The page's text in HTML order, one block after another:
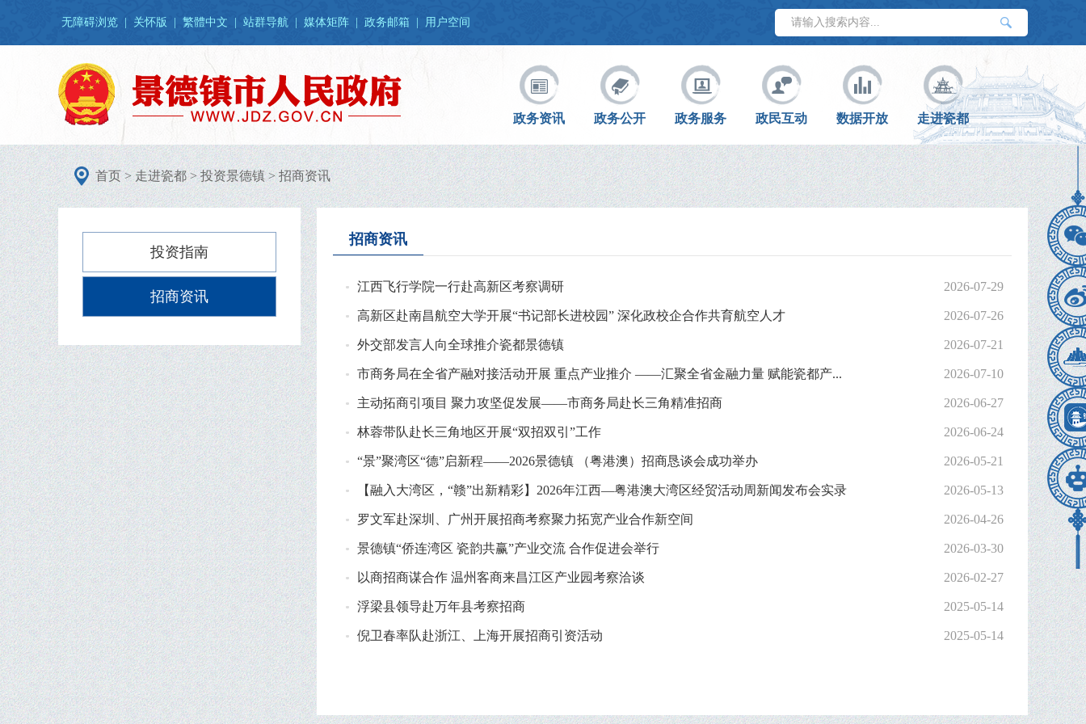
无障碍浏览 关怀版 繁體中文 站群导航 媒体矩阵 政务邮箱 用户空间
政务资讯 政务公开 政务服务 政民互动 数据开放 走进瓷都
首页>走进瓷都>投资景德镇>招商资讯
投资指南
招商资讯
招商资讯
2026-07-29
江西飞行学院一行赴高新区考察调研
2026-07-26
高新区赴南昌航空大学开展“书记部长进校园” 深化政校企合作共育航空人才
2026-07-21
外交部发言人向全球推介瓷都景德镇
2026-07-10
市商务局在全省产融对接活动开展 重点产业推介 ——汇聚全省金融力量 赋能瓷都产...
2026-06-27
主动拓商引项目 聚力攻坚促发展——市商务局赴长三角精准招商
2026-06-24
林蓉带队赴长三角地区开展“双招双引”工作
2026-05-21
“景”聚湾区“德”启新程——2026景德镇 （粤港澳）招商恳谈会成功举办
2026-05-13
【融入大湾区，“赣”出新精彩】2026年江西—粤港澳大湾区经贸活动周新闻发布会实录
2026-04-26
罗文军赴深圳、广州开展招商考察聚力拓宽产业合作新空间
2026-03-30
景德镇“侨连湾区 瓷韵共赢”产业交流 合作促进会举行
2026-02-27
以商招商谋合作 温州客商来昌江区产业园考察洽谈
2025-05-14
浮梁县领导赴万年县考察招商
2025-05-14
倪卫春率队赴浙江、上海开展招商引资活动